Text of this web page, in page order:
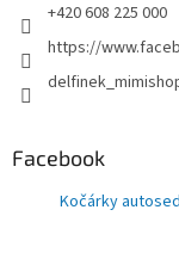
+420 608 225 000
https://
Facebook
Kočárky